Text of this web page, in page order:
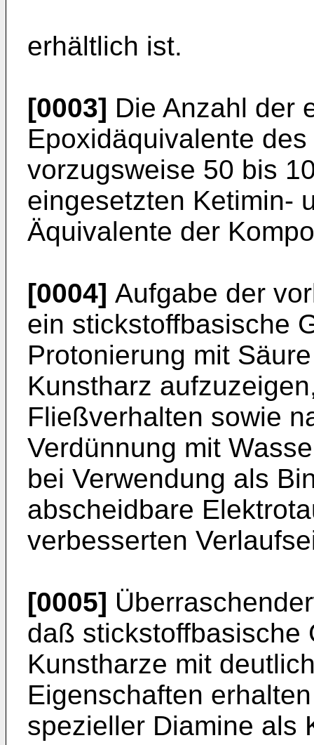
erhältlich ist.
[0003] Die Anzahl der
Epoxidäquivalente
vorzugsweise 50 bis
eingesetzten Ketimin-
Äquivalente der
[0004] Aufgabe der
ein stickstoffbasische
Protonierung mit
Kunstharz
Fließverhalten sowie
Verdünnung mit
bei Verwendung als
abscheidbare
verbesserten
[0005]
daß stickstoffbasische
Kunstharze mit
Eigenschaften
spezieller Diamine als